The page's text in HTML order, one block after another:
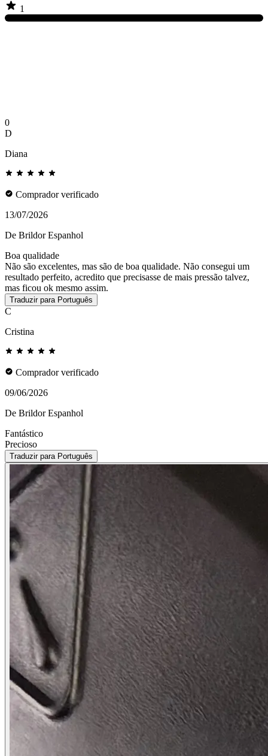
1
0
D
Diana
Comprador verificado
13/07/2026
De Brildor Espanhol
Boa qualidade
Não são excelentes, mas são de boa qualidade. Não consegui um
resultado perfeito, acredito que precisasse de mais pressão talvez,
mas ficou ok mesmo assim.
Traduzir para Português
C
Cristina
Comprador verificado
09/06/2026
De Brildor Espanhol
Fantástico
Precioso
Traduzir para Português